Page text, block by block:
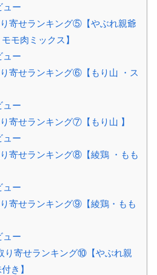
ュー
寄せランキング⑤【やぶれ親爺
モ肉ミックス】
ュー
寄せランキング⑥【もり山 ・ス
ュー
寄せランキング⑦【もり山 】
ュー
寄せランキング⑧【綾鶏 ・もも
ュー
寄せランキング⑨【綾鶏・もも
ュー
り寄せランキング⑩【やぶれ親
き】